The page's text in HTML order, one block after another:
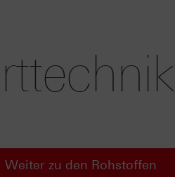
Weiter zu den Rohstoffen